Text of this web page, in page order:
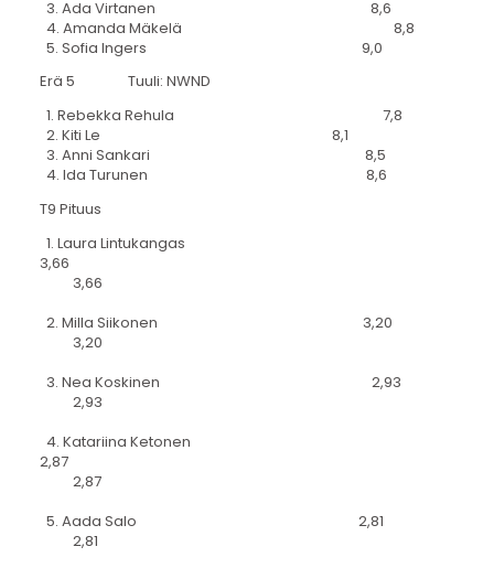
3. Ada Virtanen 8,6
4. Amanda Mäkelä 8,8
5. Sofia Ingers 9,0
Erä 5 Tuuli: NWND
1. Rebekka Rehula 7,8
2. Kiti Le 8,1
3. Anni Sankari 8,5
4. Ida Turunen 8,6
T9 Pituus
1. Laura Lintukangas
3,66
3,66
2. Milla Siikonen 3,20
3,20
3. Nea Koskinen 2,93
2,93
4. Katariina Ketonen
2,87
2,87
5. Aada Salo 2,81
2,81